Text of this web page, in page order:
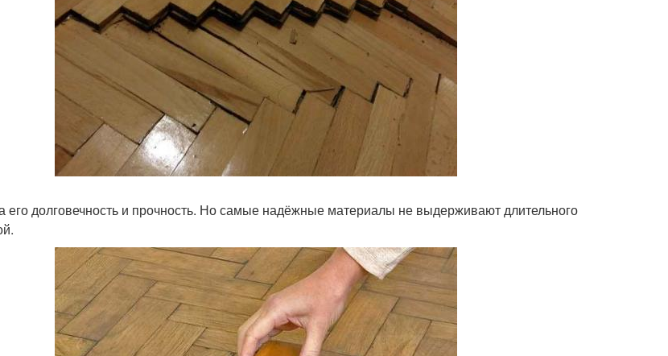
его долговечность и прочность. Но самые надёжные материалы не выдерживают длительного